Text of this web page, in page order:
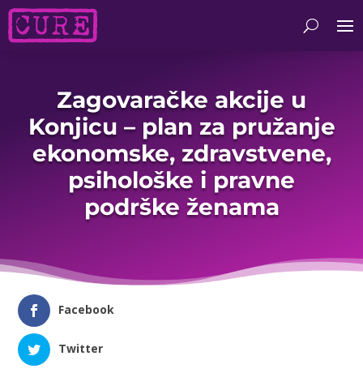
Zagovaračke akcije u
Konjicu – plan za pružanje
ekonomske, zdravstvene,
psihološke i pravne
podrške ženama
Facebook
Twitter